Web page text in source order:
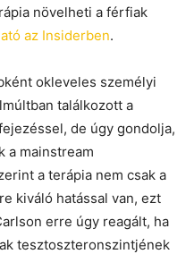
növelheti a férfiak
az Insiderben.
okleveles személyi
találkozott a
de úgy gondolja,
a mainstream
a terápia nem csak a
kiváló hatással van, ezt
erre úgy reagált, ha
tesztoszteronszintjének